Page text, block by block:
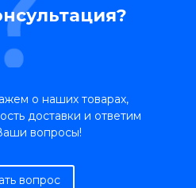
о наших товарах,
доставки и ответим
вопросы!
вопрос